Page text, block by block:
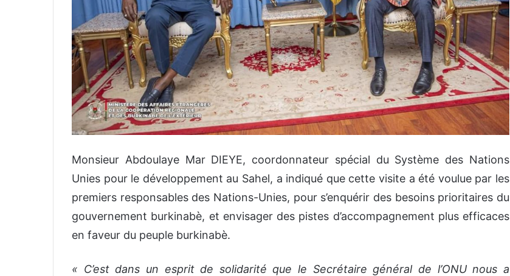
Monsieur Abdoulaye Mar DIEYE, coordonnateur spécial du Système des Nations
Unies pour le développement au Sahel, a indiqué que cette visite a été voulue par les
premiers responsables des Nations-Unies, pour s’enquérir des besoins prioritaires du
gouvernement burkinabè, et envisager des pistes d’accompagnement plus efficaces
en faveur du peuple burkinabè.
« C’est dans un esprit de solidarité que le Secrétaire général de l’ONU nous a